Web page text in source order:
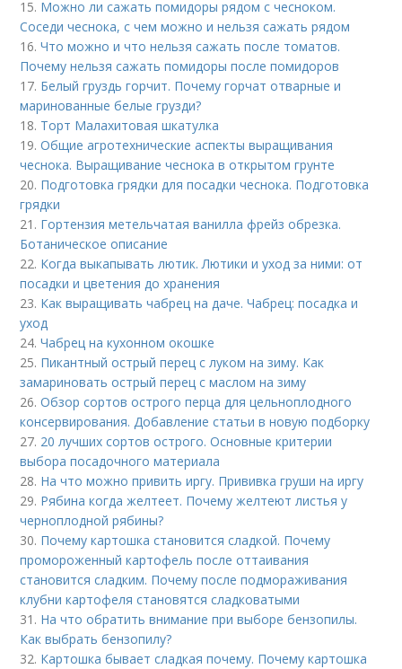
15. Можно ли сажать помидоры рядом с чесноком.
Соседи чеснока, с чем можно и нельзя сажать рядом
16.Что можно и что нельзя сажать после томатов.
Почему нельзя сажать помидоры после помидоров
17. Белый груздь горчит. Почему горчат отварные и
маринованные белые грузди?
18. Торт Малахитовая шкатулка
19.Общие агротехнические аспекты выращивания
чеснока. Выращивание чеснока в открытом грунте
20. Подготовка грядки для посадки чеснока. Подготовка
грядки
21. Гортензия метельчатая ванилла фрейз обрезка.
Ботаническое описание
22. Когда выкапывать лютик. Лютики и уход за ними: от
посадки и цветения до хранения
23. Как выращивать чабрец на даче. Чабрец: посадка и
уход
24.Чабрец на кухонном окошке
25. Пикантный острый перец с луком на зиму. Как
замариновать острый перец с маслом на зиму
26.Обзор сортов острого перца для цельноплодного
консервирования. Добавление статьи в новую подборку
27. 20 лучших сортов острого. Основные критерии
выбора посадочного материала
28. На что можно привить иргу. Прививка груши на иргу
29. Рябина когда желтеет. Почему желтеют листья у
черноплодной рябины?
30. Почему картошка становится сладкой. Почему
промороженный картофель после оттаивания
становится сладким. Почему после подмораживания
клубни картофеля становятся сладковатыми
31. На что обратить внимание при выборе бензопилы.
Как выбрать бензопилу?
32. Картошка бывает сладкая почему. Почему картошка